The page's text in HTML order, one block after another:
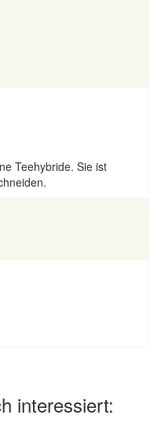
Teehybride. Sie ist
interessiert: